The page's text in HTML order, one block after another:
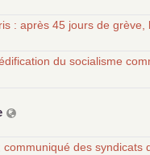
: après 45 jours de grève,
du socialisme
communiqué des syndicats